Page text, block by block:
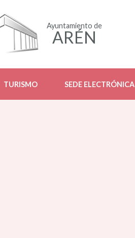
Ayuntamiento de
ARÉN
TURISMO SEDE ELECTRÓNICA